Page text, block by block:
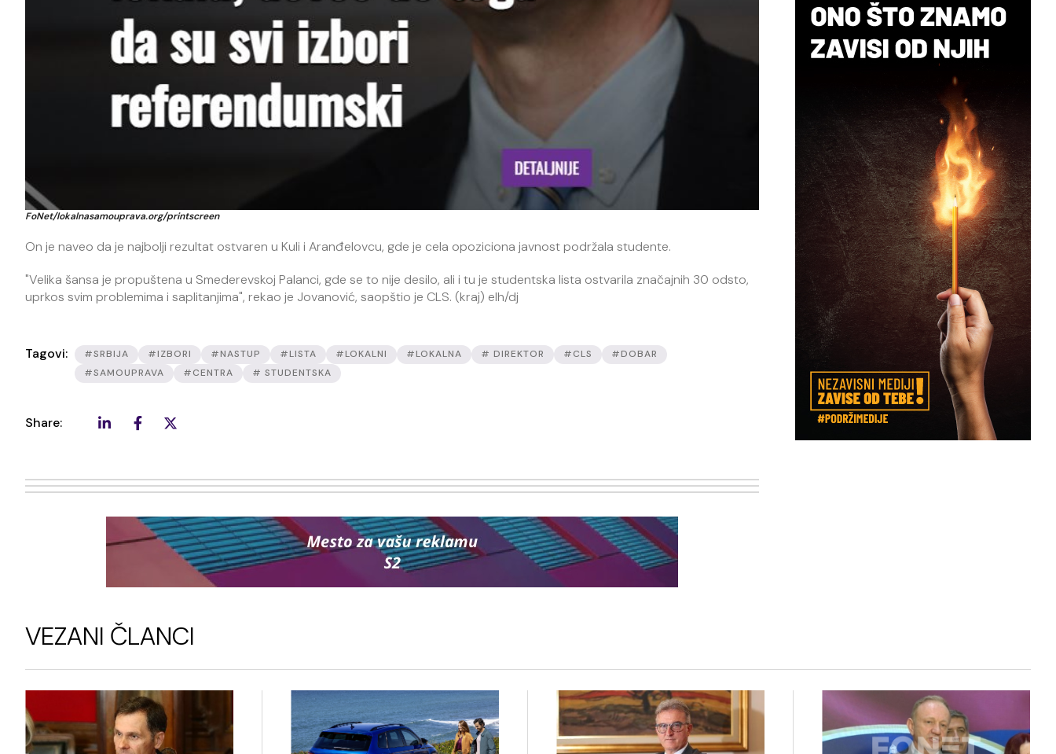
FoNet/lokalnasamouprava.org/printscreen
On je naveo da je najbolji rezultat ostvaren u Kuli i Aranđelovcu, gde je cela opoziciona javnost podržala studente.
"Velika šansa je propuštena u Smederevskoj Palanci, gde se to nije desilo, ali i tu je studentska lista ostvarila značajnih 30 odsto,
uprkos svim problemima i saplitanjima", rekao je Jovanović, saopštio je CLS. (kraj) elh/dj
Tagovi: #SRBIJA #IZBORI #NASTUP #LISTA #LOKALNI #LOKALNA # DIREKTOR #CLS
#DOBAR
#SAMOUPRAVA
#CENTRA # STUDENTSKA
Share:
VEZANI ČLANCI